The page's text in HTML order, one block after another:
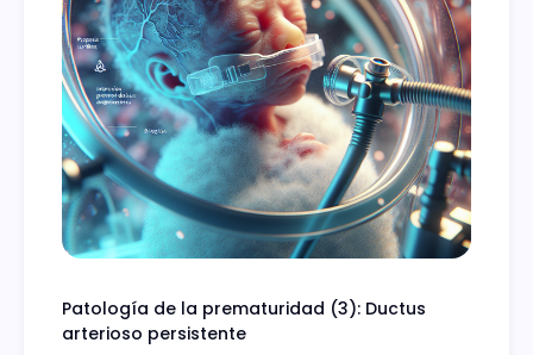
Patología de la prematuridad (3): Ductus
arterioso persistente